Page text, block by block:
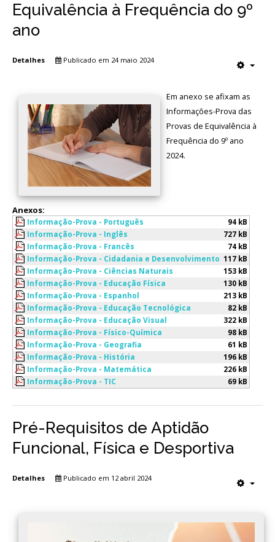
Equivalência à Frequência do 9º
ano
Detalhes Publicado em 24 maio 2024
Em anexo se afixam as
Informações-Prova das
Provas de Equivalência à
Frequência do 9º ano
2024.
Anexos:
Informação-Prova - Português
94 kB
Informação-Prova - Inglês
727 kB
Informação-Prova - Francês
74 kB
Informação-Prova - Cidadania e Desenvolvimento 117 kB
Informação-Prova - Ciências Naturais
153 kB
Informação-Prova - Educação Física
130 kB
Informação-Prova - Espanhol
213 kB
Informação-Prova - Educação Tecnológica
82 kB
Informação-Prova - Educação Visual
322 kB
Informação-Prova - Físico-Química
98 kB
Informação-Prova - Geografia
61 kB
Informação-Prova - História
196 kB
Informação-Prova - Matemática
226 kB
Informação-Prova - TIC
69 kB
Pré-Requisitos de Aptidão
Funcional, Física e Desportiva
Detalhes Publicado em 12 abril 2024